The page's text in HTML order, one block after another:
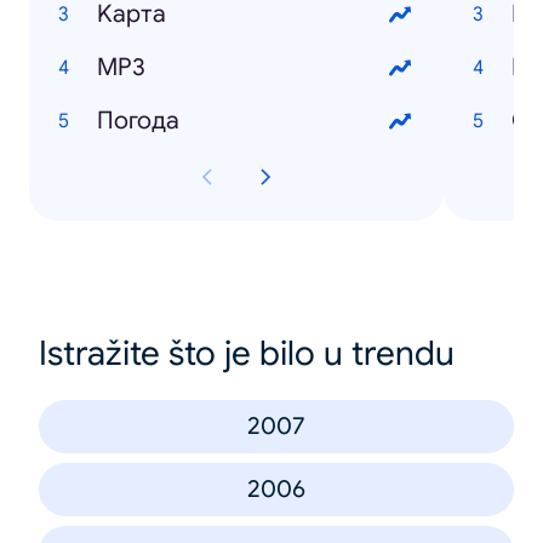
Kарта
MP3
Погода
Istražite što je bilo u trendu
2007
2006